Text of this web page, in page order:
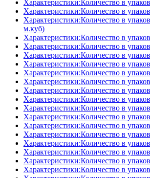
Характеристики:Количество в
Характеристики:Количество в
Характеристики:Количество в
м.куб)
Характеристики:Количество в
Характеристики:Количество в
Характеристики:Количество в
Характеристики:Количество в
Характеристики:Количество в
Характеристики:Количество в
Характеристики:Количество в
Характеристики:Количество в
Характеристики:Количество в
Характеристики:Количество в
Характеристики:Количество в
Характеристики:Количество в
Характеристики:Количество в
Характеристики:Количество в
Характеристики:Количество в
Характеристики:Количество в